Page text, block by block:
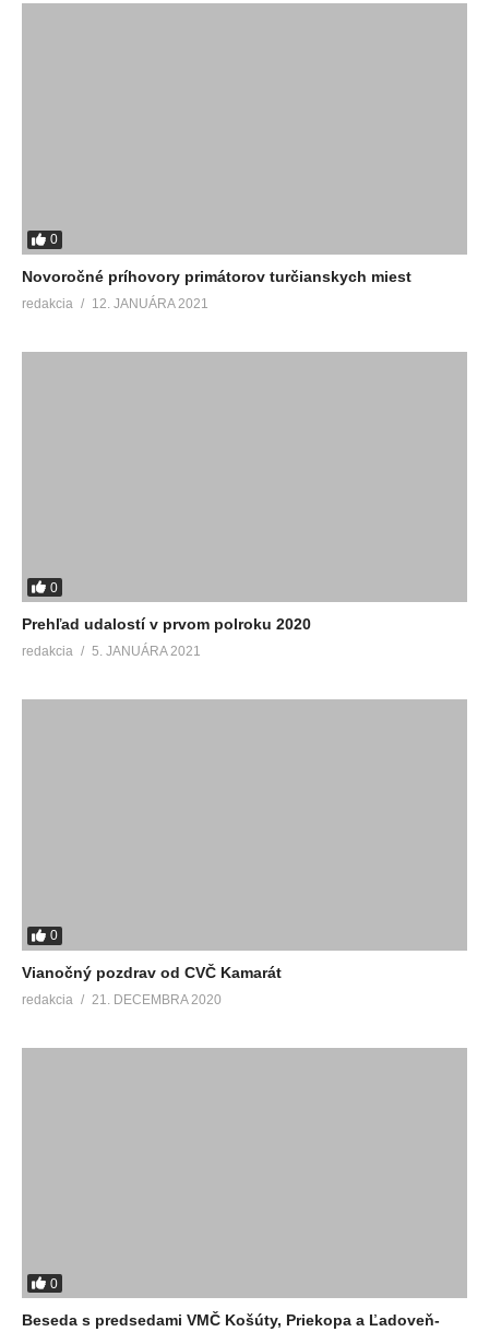
0
Novoročné príhovory primátorov turčianskych miest
redakcia 12. JANUÁRA 2021
0
Prehľad udalostí v prvom polroku 2020
redakcia 5. JANUÁRA 2021
0
Vianočný pozdrav od CVČ Kamarát
redakcia 21. DECEMBRA 2020
0
Beseda s predsedami VMČ Košúty, Priekopa a Ľadoveň-